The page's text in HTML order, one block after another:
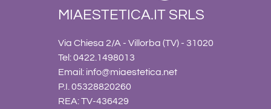
MIAESTETICA.IT SRLS
Via Chiesa 2/A - Villorba (TV) - 31020
Tel: 0422.1498013
Email: info@miaestetica.net
P.I. 05328820260
REA: TV-436429